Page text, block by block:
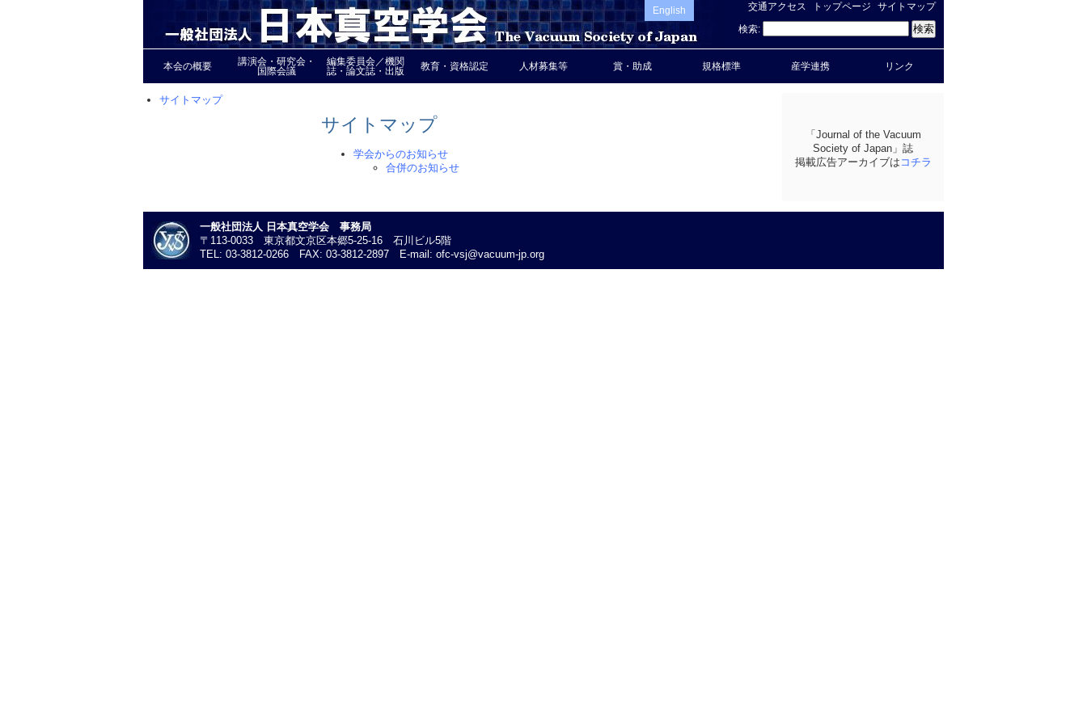
English
検索:
交通アクセス トップページ サイトマップ
本会の概要
講演会・研究会・
国際会議
編集委員会／機関
誌・論文誌・出版
教育・資格認定 人材募集等 賞・助成 規格標準 産学連携 リンク
「Journal of the Vacuum
Society of Japan」誌
掲載広告アーカイブは コチラ
サイトマップ
学会からのお知らせ
合併のお知らせ
サイトマップ
一般社団法人 日本真空学会 事務局
〒113-0033 東京都文京区本郷5-25-16 石川ビル5階
TEL: 03-3812-0266 FAX: 03-3812-2897 E-mail: ofc-vsj@vacuum-jp.org